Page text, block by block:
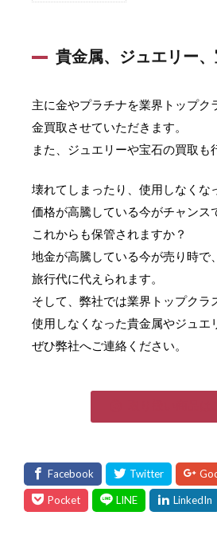
エリ
の買
取
貴金属、ジュエリー
主に金やプラチナを業界トップク
金買取させていただきます。
また、ジュエリーや宝石の買取も
壊れてしまったり、使用しなくな
価格が高騰している今がチャンス
これからも保管されますか？
地金が高騰している今が売り時で
旅行代に代えられます。
そして、弊社では業界トップクラ
使用しなくなった貴金属やジュエ
ぜひ弊社へご連絡ください。